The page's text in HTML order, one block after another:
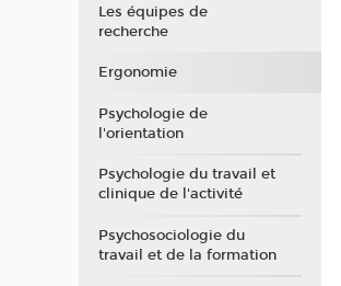
Les équipes de
recherche
Ergonomie
Psychologie de
l'orientation
Psychologie du travail et
clinique de l'activité
Psychosociologie du
travail et de la formation